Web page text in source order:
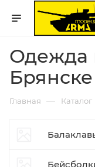
Одежда
Брянске
Главная — Каталог